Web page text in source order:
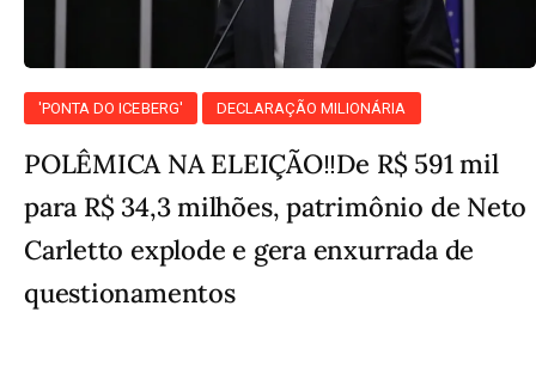
'PONTA DO ICEBERG' DECLARAÇÃO MILIONÁRIA
POLÊMICA NA ELEIÇÃO‼️De R$ 591 mil
para R$ 34,3 milhões, patrimônio de Neto
Carletto explode e gera enxurrada de
questionamentos